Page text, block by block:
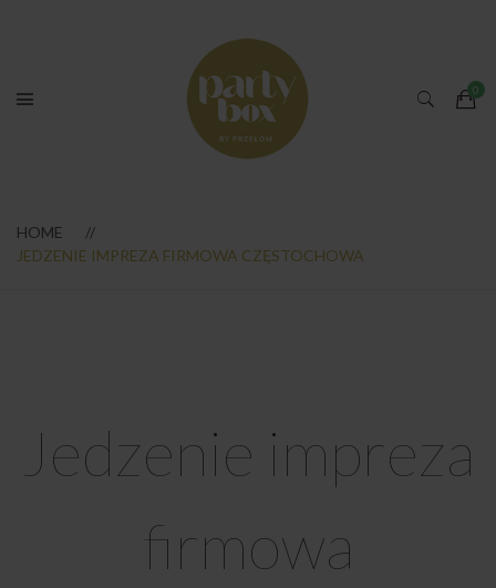
HOME
JEDZENIE IMPREZA FIRMOWA CZĘSTOCHOWA
Jedzenie impreza
firmowa